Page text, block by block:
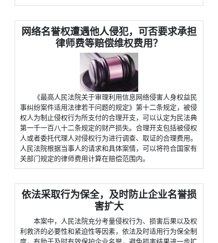
网络名誉权遭遇他人侵犯，可否要求承担
律师费等赔偿维权费用？
《最高人民法院关于审理利用信息网络侵害人身权益民
事纠纷案件适用法律若干问题的规定》第十二条规定，被侵
权人为制止侵权行为所支付的合理开支，可以认定为民法典
第一千一百八十二条规定的财产损失。合理开支包括被侵权
人或者委托代理人对侵权行为进行调查、取证的合理费用。
人民法院根据当事人的请求和具体案情，可以将符合国家有
关部门规定的律师费用计算在赔偿范围内。
依法采取行为保全，及时防止企业名誉损
害扩大
本案中，人民法院充分考量侵权行为、损害后果以及权
利救济的必要性和紧迫性等因素，依法及时适用行为保全制
度，有助于及时有效保护企业名誉，避免损害结果进一步扩